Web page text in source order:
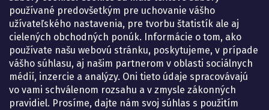
používané predovšetkým pre uchovanie vášho
užívateľského nastavenia, pre tvorbu štatistík ale aj
cielených obchodných ponúk. Informácie o tom, ako
používate našu webovú stránku, poskytujeme, v prípade
vášho súhlasu, aj našim partnerom v oblasti sociálnych
médií, inzercie a analýzy. Oni tieto údaje spracovávajú
vo vami schválenom rozsahu a v zmysle zákonných
pravidiel. Prosíme, dajte nám svoj súhlas s použitím
Štvrtok:
07.30 – 15.30 h.
Piatok:
07.30 – 15.30 h.
KONTAKT
eshop@lekarenadonai.sk
+421 948 203 203
Nájdete nás na Facebooku.